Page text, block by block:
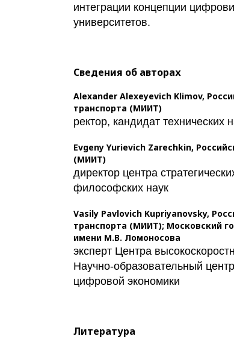
интеграции концепции
университетов.
Сведения об авторах
Alexander Alexeyevich Klimov,
транспорта (МИИТ)
ректор, кандидат технических
Evgeny Yurievich Zarechkin,
(МИИТ)
директор центра
философских наук
Vasily Pavlovich Kupriyanovsky,
транспорта (МИИТ); Московский
имени М.В. Ломоносова
эксперт Центра
Научно-образовательный
цифровой экономики
Литература